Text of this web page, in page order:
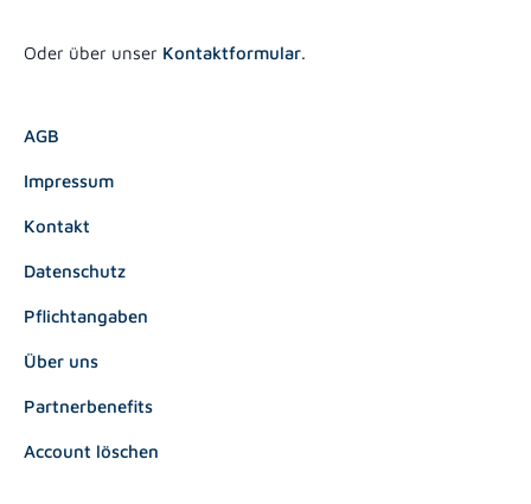
Oder über unser Kontaktformular.
AGB
Impressum
Kontakt
Datenschutz
Pflichtangaben
Über uns
Partnerbenefits
Account löschen